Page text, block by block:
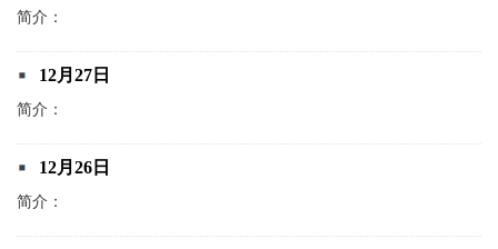
简介：
12月27日
简介：
12月26日
简介：